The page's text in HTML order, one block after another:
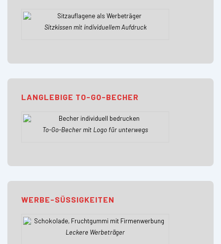
Sitzkissen mit individuellem Aufdruck
LANGLEBIGE TO-GO-BECHER
To-Go-Becher mit Logo für unterwegs
WERBE-SÜSSIGKEITEN
Leckere Werbeträger